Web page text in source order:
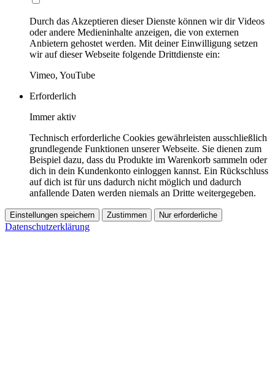
Durch das Akzeptieren dieser Dienste können wir dir Videos
oder andere Medieninhalte anzeigen, die von externen
Anbietern gehostet werden. Mit deiner Einwilligung setzen
wir auf dieser Webseite folgende Drittdienste ein:
Vimeo, YouTube
Erforderlich
Immer aktiv
Technisch erforderliche Cookies gewährleisten ausschließlich
grundlegende Funktionen unserer Webseite. Sie dienen zum
Beispiel dazu, dass du Produkte im Warenkorb sammeln oder
dich in dein Kundenkonto einloggen kannst. Ein Rückschluss
auf dich ist für uns dadurch nicht möglich und dadurch
anfallende Daten werden niemals an Dritte weitergegeben.
Einstellungen speichern Zustimmen Nur erforderliche
Datenschutzerklärung